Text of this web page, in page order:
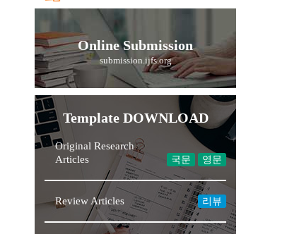
Online Submission
submission.ijfs.org
Template DOWNLOAD
Original Research
Articles
국문 영문
Review Articles 리뷰